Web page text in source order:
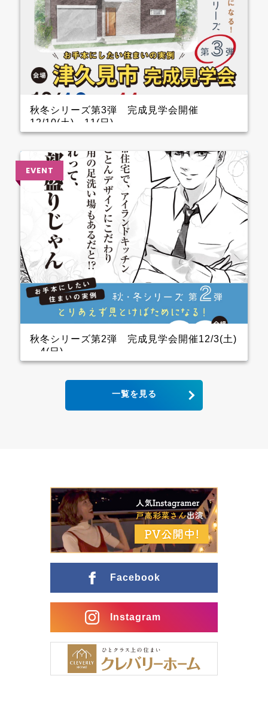
秋冬シリーズ第3弾 完成見学会開催
12/10(土)～11(日)
インナーガレージがある家 完成見学会のお知らせ
クレバリーホーム完成見学会！ 12月10日(土)11日
(日) ■会場：大分県津久見市 ご予約いただいた方に
は、現地地図をメールまたは郵送いたします。 ▼ ご
来場で人気のＬOGOSグッズをプレゼント！ ファイナ
ンスシャルプランナーによる資金計画のご相談も実
施。 お手本どころ！！ 玄関 玄関を上がってすぐのと
ころに手洗器を設置しているので、とても衛生的。 1.5
帖あるSCLは三輪車やベビーカーなどおける広さなの
でファミリー層に嬉しいです。 キッチン キッチン背
面のカップボードの横に造作カウンターを設けている
ので、キッチン用の家電を横一列にきれいに並べられ
ます。 パントリーも十分に幅をとっていて大容量の収
納が可能！ リビングから死角になるところに上手に配
置しています。 &ensp […]
秋冬シリーズ第2弾 完成見学会開催12/3(土)
～4(日)
2世帯住宅の完成見学会 クレバリーホーム完成見学
会！ 12月3日(土)4日(日) ■会場：大分県大分市宮河内
ご予約いただいた方には、現地地図をメールまたは郵
一列分多い仕様になっています ダイニング スタイリ
ッシュなキッチンから見えるダイニングにはＷ2600の
壁面収納があり 洗練された3枚引き違いの内装建具が
空間をひきしめてくれます インナーガレージ 家族の
趣味のバイクは専用のインナーガレージを設け、リビ
ングとの行き来がスムーズな間取りに インナーガレー
ジ […]
一覧を見る
Facebook
Instagram